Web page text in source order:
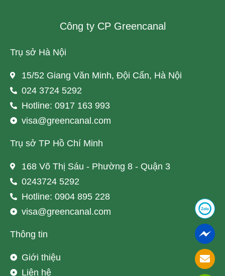
Công ty CP Greencanal
Trụ sở Hà Nội
15/52 Giang Văn Minh, Đội Cấn, Hà Nội
024 3724 5292
Hotline: 0917 163 993
visa@greencanal.com
Trụ sở TP Hồ Chí Minh
168 Võ Thị Sáu - Phường 8 - Quận 3
0243724 5292
Hotline: 0904 895 228
visa@greencanal.com
Thông tin
Giới thiệu
Liên hệ